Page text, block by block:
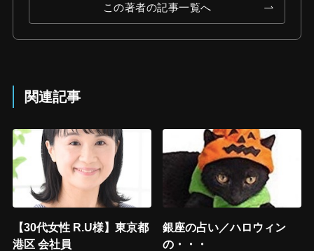
この著者の記事一覧へ
関連記事
【30代女性 R.U様】東京都
港区 会社員
銀座の占い／ハロウィン
の・・・